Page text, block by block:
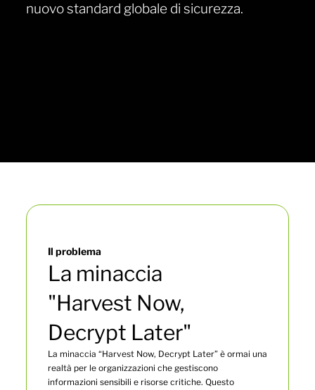
nuovo standard globale di sicurezza.
Il problema
La minaccia
"Harvest Now,
Decrypt Later"
La minaccia “Harvest Now, Decrypt Later” è ormai una
realtà per le organizzazioni che gestiscono
informazioni sensibili e risorse critiche. Questo